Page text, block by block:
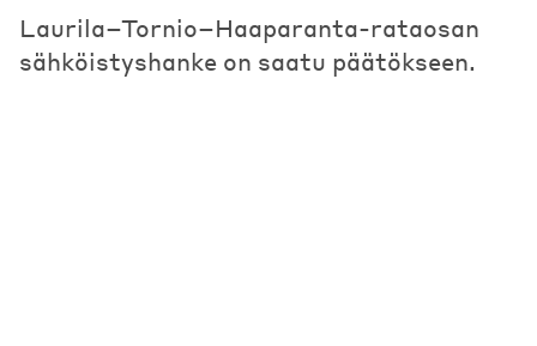
Laurila−Tornio−Haaparanta-rataosan
sähköistyshanke on saatu päätökseen.